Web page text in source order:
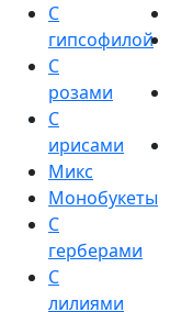
С
гипсофилой
С
розами
С
ирисами
Микс
Монобукеты
С
герберами
С
лилиями